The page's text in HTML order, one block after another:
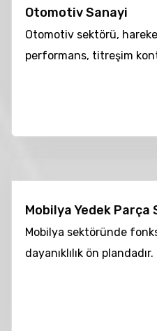
Otomotiv Sanayi
Otomotiv sektörü,
performans, titreşim
Mobilya Yedek Parça
Mobilya sektöründe
dayanıklılık ön plandadır.